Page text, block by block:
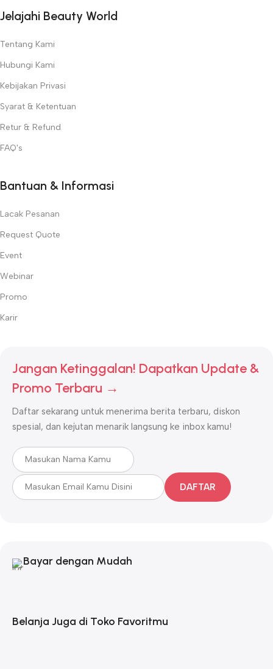
Jelajahi Beauty World
Tentang Kami
Hubungi Kami
Kebijakan Privasi
Syarat & Ketentuan
Retur & Refund
FAQ's
Bantuan & Informasi
Lacak Pesanan
Request Quote
Event
Webinar
Promo
Karir
Jangan Ketinggalan! Dapatkan Update &
Promo Terbaru →
Daftar sekarang untuk menerima berita terbaru, diskon
spesial, dan kejutan menarik langsung ke inbox kamu!
DAFTAR
Bayar dengan Mudah
Belanja Juga di Toko Favoritmu